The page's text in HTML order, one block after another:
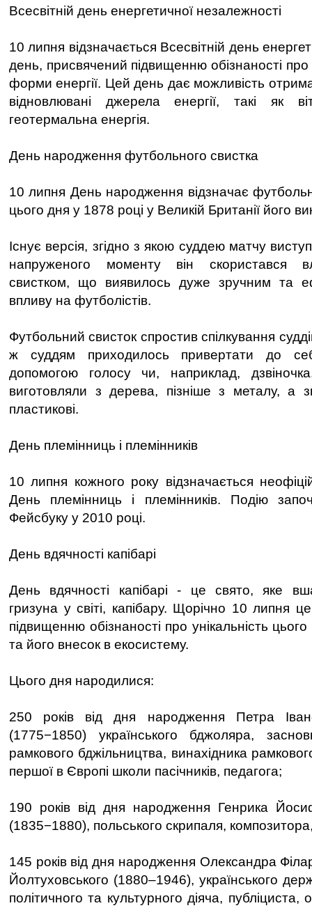
Всесвітній день енергетичної незалежності
10 липня відзначається Всесвітній день
день, присвячений підвищенню обізнаності про
форми енергії. Цей день дає можливість
відновлювані джерела енергії, такі як
геотермальна енергія.
День народження футбольного свистка
10 липня День народження відзначає
цього дня у 1878 році у Великій Британії його
Існує версія, згідно з якою суддею матчу
напруженого моменту він скористався
свистком, що виявилось дуже зручним та
впливу на футболістів.
Футбольний свисток спростив спілкування
ж суддям приходилось привертати до
допомогою голосу чи, наприклад,
виготовляли з дерева, пізніше з металу, а
пластикові.
День племінниць і племінників
10 липня кожного року відзначається
День племінниць і племінників. Подію
Фейсбуку у 2010 році.
День вдячності капібарі
День вдячності капібарі - це свято, яке
гризуна у світі, капібару. Щорічно 10 липня
підвищенню обізнаності про унікальність
та його внесок в екосистему.
Цього дня народилися:
250 років від дня народження Петра
(1775−1850) українського бджоляра,
рамкового бджільництва, винахідника
першої в Європі школи пасічників, педагога;
190 років від дня народження Генрика
(1835−1880), польського скрипаля,
145 років від дня народження Олександра
Йолтуховського (1880–1946), українського
політичного та культурного діяча, публіциста,